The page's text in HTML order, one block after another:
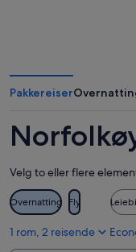
Pakkereiser
Velg to eller flere
Overnatting Fly
1 rom, 2 reisende